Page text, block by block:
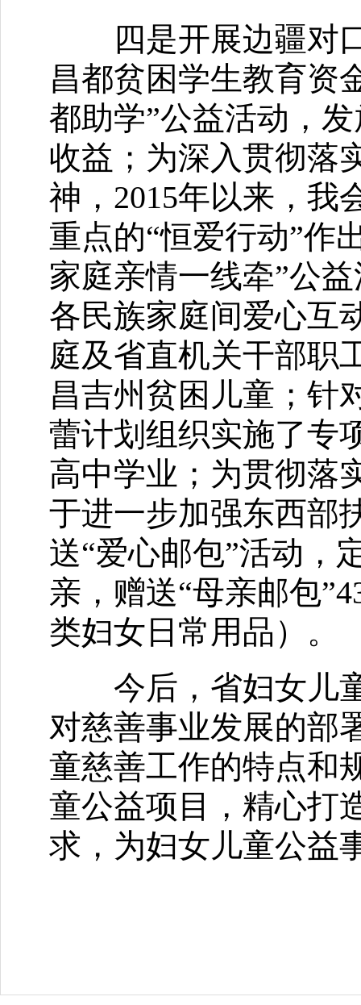
四是开展边疆对口
昌都贫困学生教育资
都助学”公益活动，
收益；为深入贯彻落
神，2015年以来，我
重点的“恒爱行动”作
家庭亲情一线牵”公
各民族家庭间爱心互
庭及省直机关干部职
昌吉州贫困儿童；针
蕾计划组织实施了专
高中学业；为贯彻落
于进一步加强东西部
送“爱心邮包”活动，
亲，赠送“母亲邮包
类妇女日常用品）。
今后，省妇女儿童
对慈善事业发展的部
童慈善工作的特点和
童公益项目，精心打
求，为妇女儿童公益